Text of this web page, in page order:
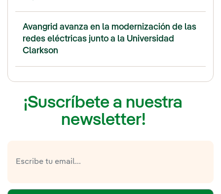
Avangrid avanza en la modernización de las
redes eléctricas junto a la Universidad
Clarkson
¡Suscríbete a nuestra
newsletter!